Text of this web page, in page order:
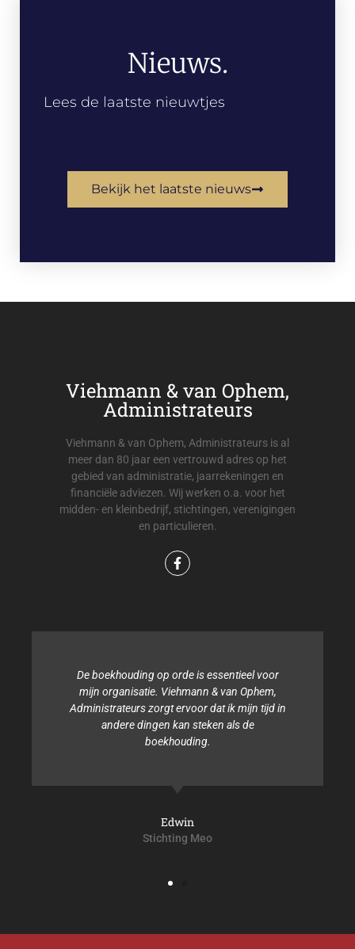
Nieuws.
Lees de laatste nieuwtjes
Bekijk het laatste nieuws
Viehmann & van Ophem,
Administrateurs
Viehmann & van Ophem, Administrateurs is al
meer dan 80 jaar een vertrouwd adres op het
gebied van administratie, jaarrekeningen en
financiële adviezen. Wij werken o.a. voor het
midden- en kleinbedrijf, stichtingen, verenigingen
en particulieren.
De boekhouding op orde is essentieel voor
mijn organisatie. Viehmann & van Ophem,
Administrateurs zorgt ervoor dat ik mijn tijd in
andere dingen kan steken als de
boekhouding.
Edwin
Stichting Meo